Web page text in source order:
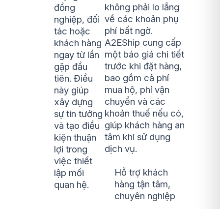
đồng
nghiệp, đối
tác hoặc
khách hàng
ngay từ lần
gặp đầu
tiên. Điều
này giúp
xây dựng
sự tin tưởng
và tạo điều
kiện thuận
lợi trong
việc thiết
lập mối
quan hệ.
không phải lo lắng
về các khoản phụ
phí bất ngờ.
A2EShip cung cấp
một báo giá chi tiết
trước khi đặt hàng,
bao gồm cả phí
mua hộ, phí vận
chuyển và các
khoản thuế nếu có,
giúp khách hàng an
tâm khi sử dụng
dịch vụ.
Hỗ trợ khách
hàng tận tâm,
chuyên nghiệp